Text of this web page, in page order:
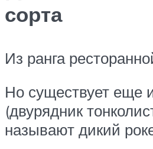
сорта
Из ранга
Но существует еще
(двурядник
называют дикий